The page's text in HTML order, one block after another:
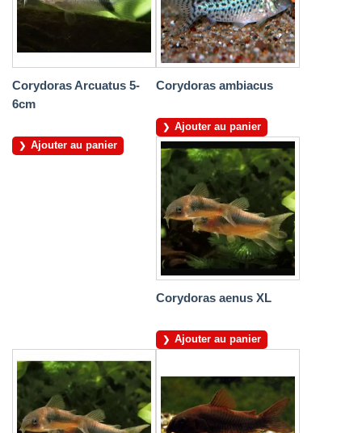
Corydoras Arcuatus 5-
6cm
Ajouter au panier
Corydoras ambiacus
Ajouter au panier
Corydoras aenus XL
Ajouter au panier